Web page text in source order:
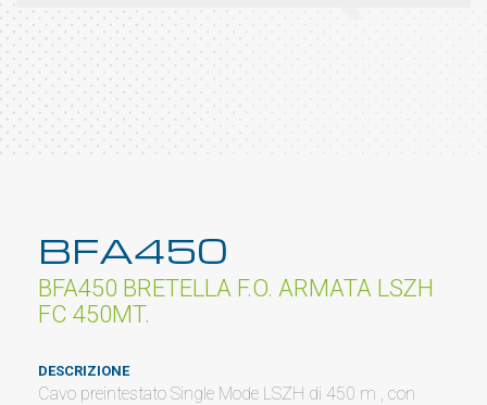
BFA450
BFA450 BRETELLA F.O. ARMATA LSZH
FC 450MT.
DESCRIZIONE
Cavo preintestato Single Mode LSZH di 450 m , con